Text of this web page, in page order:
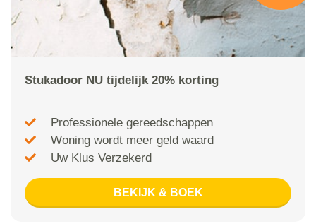
Stukadoor NU tijdelijk 20% korting
Professionele gereedschappen
Woning wordt meer geld waard
Uw Klus Verzekerd
BEKIJK & BOEK